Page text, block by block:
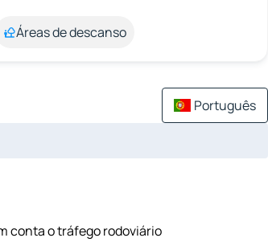
Áreas de descanso
Português
conta o tráfego rodoviário